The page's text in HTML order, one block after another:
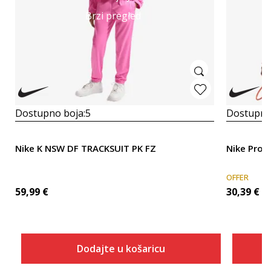
Brzi pregled
Dostupno boja:5
Nike K NSW DF TRACKSUIT PK FZ
59,99 €
Dodajte u košaricu
Nike Pro
OFFER
30,39 €